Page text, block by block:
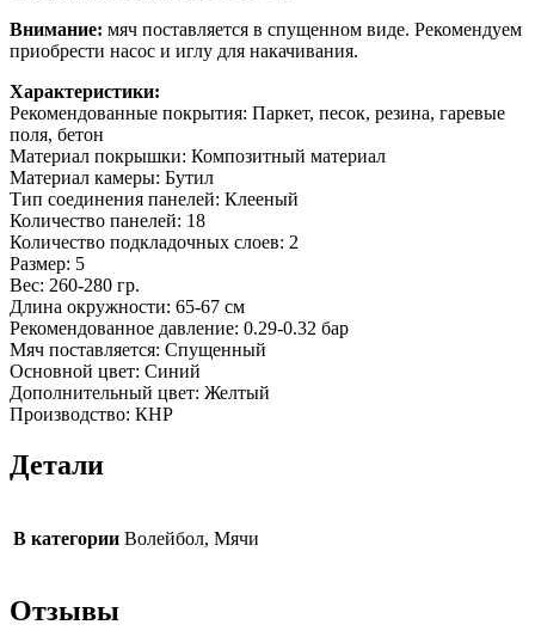
Внимание: мяч поставляется в спущенном виде. Рекомендуем
приобрести насос и иглу для накачивания.
Характеристики:
Рекомендованные покрытия: Паркет, песок, резина, гаревые
поля, бетон
Материал покрышки: Композитный материал
Материал камеры: Бутил
Тип соединения панелей: Клееный
Количество панелей: 18
Количество подкладочных слоев: 2
Размер: 5
Вес: 260-280 гр.
Длина окружности: 65-67 см
Рекомендованное давление: 0.29-0.32 бар
Мяч поставляется: Спущенный
Основной цвет: Синий
Дополнительный цвет: Желтый
Производство: КНР
Детали
В категории Волейбол, Мячи
Отзывы